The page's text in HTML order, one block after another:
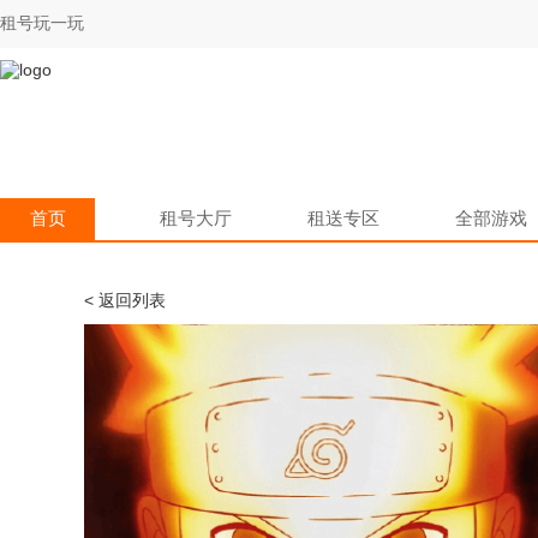
租号玩一玩
首页 租号大厅 租送专区 全部游戏
< 返回列表